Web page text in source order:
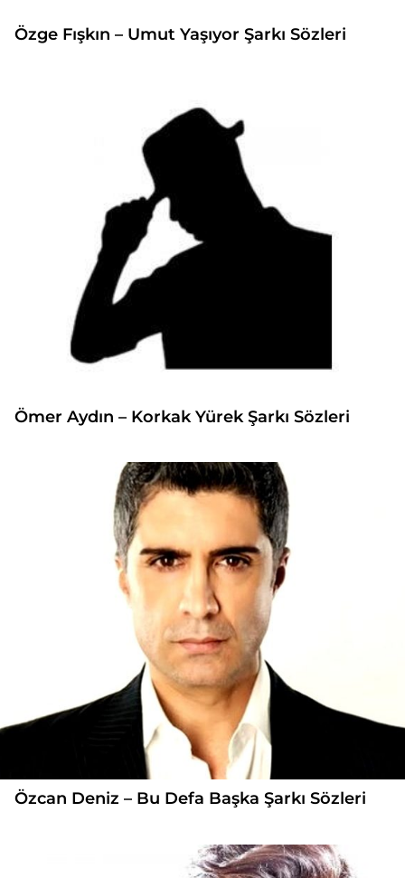
Özge Fışkın – Umut Yaşıyor Şarkı Sözleri
Ömer Aydın – Korkak Yürek Şarkı Sözleri
Özcan Deniz – Bu Defa Başka Şarkı Sözleri